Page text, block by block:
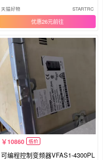
显半导体智能风扇降温快装三支
架保护壳通用模块
天猫好物 STARTRC
优惠26元
10860 低价
可编程控制变频器VFAS1-4300PL